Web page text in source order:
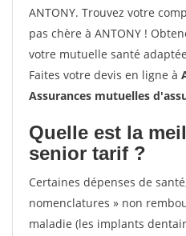
ANTONY. Trouvez votre
pas chère à ANTONY !
votre mutuelle santé
Faites votre devis en ligne à
Assurances mutuelles
Quelle est la
senior tarif ?
Certaines dépenses de
nomenclatures » non
maladie (les implants